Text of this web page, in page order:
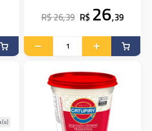
R$ 26,39 R$ 26,39